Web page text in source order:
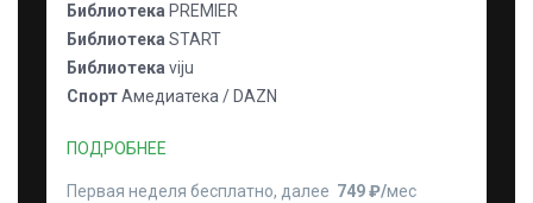
Библиотека PREMIER
Библиотека START
Библиотека viju
СпортАмедиатека / DAZN
ПОДРОБНЕЕ
Первая неделя бесплатно, далее 749 ₽⁠/⁠мес